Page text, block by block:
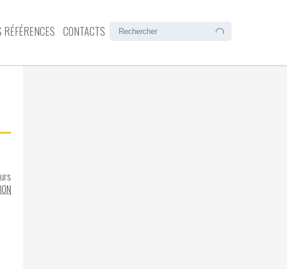
RÉFÉRENCES CONTACTS